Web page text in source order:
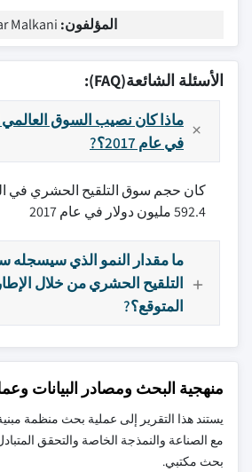
المؤلفون: Malkani
الأسئلة الشائعة(FAQ):
ماذا كان نصيب السوق
في عام 2017؟?
كان حجم سوق التلقيح الحشري في
592.4 مليون دولار في عام 2017
ما مقدار النمو الذي
التلقيح الحشري من خلال
المتوقع؟?
منهجية البحث ومصادر البيانات
يستند هذا التقرير إلى عملية بحث منظمة
مع الصناعة والنمذجة الخاصة والتحقق
بحث مكتبي.